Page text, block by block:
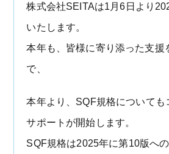
株式会社SEITAは1月6日より
いたします。
本年も、皆様に寄り添った支援
で、
本年より、SQF規格についても
サポートが開始します。
SQF規格は2025年に第10版へ